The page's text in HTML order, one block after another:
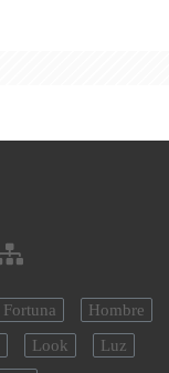
Fortuna
Hombre
Look
Luz